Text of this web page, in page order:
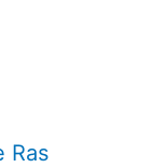
Ras